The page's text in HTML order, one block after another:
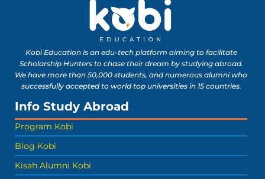
Kobi Education is an edu-tech platform aiming to facilitate
Scholarship Hunters to chase their dream by studying abroad.
We have more than 50,000 students, and numerous alumni who
successfully accepted to world top universities in 15 countries.
Info Study Abroad
Program Kobi
Blog Kobi
Kisah Alumni Kobi